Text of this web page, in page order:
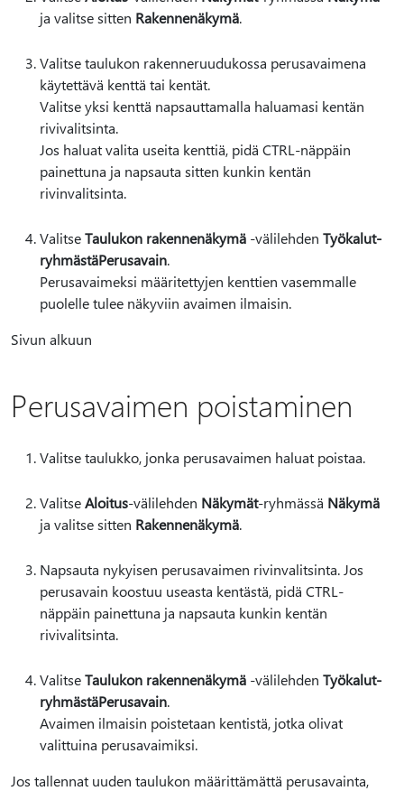
ja valitse sitten Rakennenäkymä.
Valitse taulukon rakenneruudukossa perusavaimena
käytettävä kenttä tai kentät.
Valitse yksi kenttä napsauttamalla haluamasi kentän
rivivalitsinta.
Jos haluat valita useita kenttiä, pidä CTRL-näppäin
painettuna ja napsauta sitten kunkin kentän
rivinvalitsinta.
ValitseTaulukon rakennenäkymä -välilehden Työkalut-
ryhmästäPerusavain.
Perusavaimeksi määritettyjen kenttien vasemmalle
puolelle tulee näkyviin avaimen ilmaisin.
Sivun alkuun
Perusavaimen poistaminen
Valitse taulukko, jonka perusavaimen haluat poistaa.
ValitseAloitus-välilehden Näkymät-ryhmässä Näkymä
ja valitse sitten Rakennenäkymä.
Napsauta nykyisen perusavaimen rivinvalitsinta. Jos
perusavain koostuu useasta kentästä, pidä CTRL-
näppäin painettuna ja napsauta kunkin kentän
rivivalitsinta.
ValitseTaulukon rakennenäkymä -välilehden Työkalut-
ryhmästäPerusavain.
Avaimen ilmaisin poistetaan kentistä, jotka olivat
valittuina perusavaimiksi.
Jos tallennat uuden taulukon määrittämättä perusavainta,